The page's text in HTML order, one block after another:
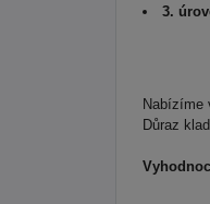
3.
Nabízíme
Důraz